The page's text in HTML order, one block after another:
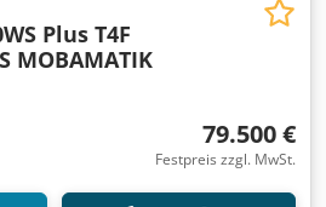
Plus T4F
MOBAMATIK
79.500 €
Festpreis zzgl. MwSt.